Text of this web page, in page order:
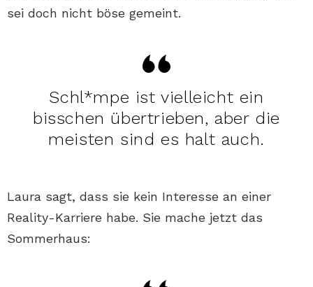
sei doch nicht böse gemeint.
Schl*mpe ist vielleicht ein
bisschen übertrieben, aber die
meisten sind es halt auch.
Laura sagt, dass sie kein Interesse an einer
Reality-Karriere habe. Sie mache jetzt das
Sommerhaus: